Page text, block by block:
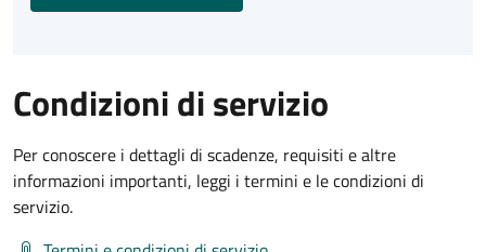
Condizioni di servizio
Per conoscere i dettagli di scadenze, requisiti e altre
informazioni importanti, leggi i termini e le condizioni di
servizio.